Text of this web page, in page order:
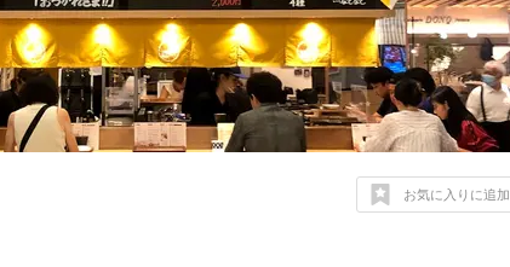
お気に入りに追加